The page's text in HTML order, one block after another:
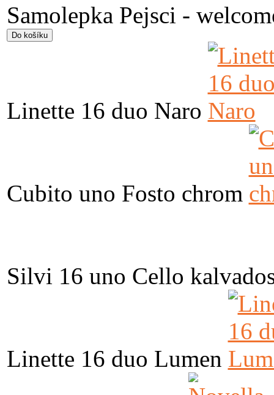
Samolepka Pejsci -
Linette 16 duo Naro
Cubito uno Fosto chrom
Silvi 16 uno Cello
Linette 16 duo Lumen